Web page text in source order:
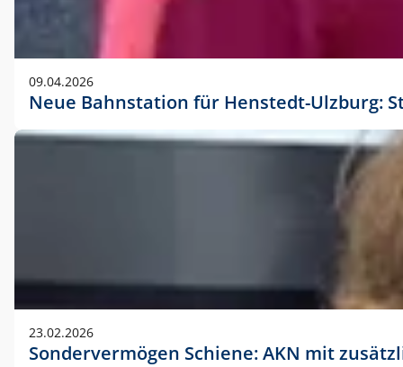
09.04.2026
Neue Bahnstation für Henstedt-Ulzburg:
23.02.2026
Sondervermögen Schiene: AKN mit